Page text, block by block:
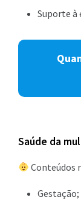
Suporte à
Saúde da
Conteúdos
Gestação;